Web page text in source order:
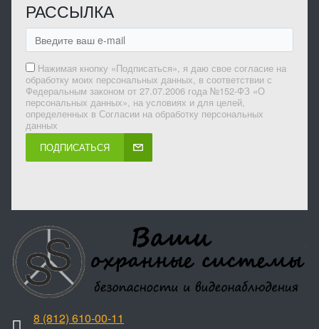
РАССЫЛКА
Нажимая кнопку «Подписаться», я даю свое согласие на
обработку моих персональных данных, в соответствии с
Федеральным законом от 27.07.2006 года №152-ФЗ «О
персональных данных», на условиях и для целей,
определенных в Согласии на обработку персональных
данных
ПОДПИСАТЬСЯ
8 (812) 610-00-11